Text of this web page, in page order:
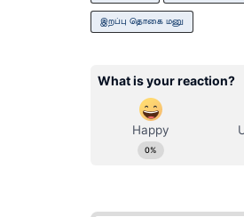
இறப்பு தொகை மனு